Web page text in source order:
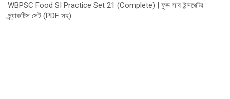
WBPSC Food SI Practice Set 21 (Complete) | ফুড সাব ইন্সপেক্টর
প্র্যাকটিস সেট (PDF সহ)